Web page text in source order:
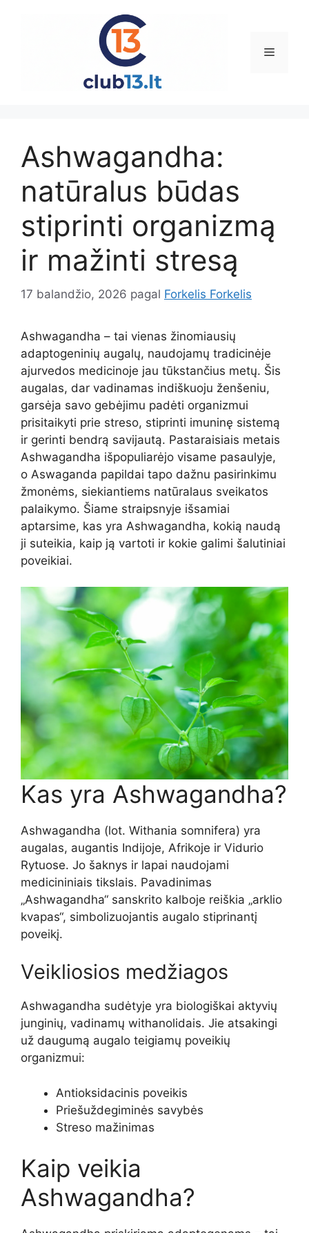
Meniu
Ashwagandha:
natūralus būdas
stiprinti organizmą
ir mažinti stresą
17 balandžio, 2026 pagal Forkelis Forkelis
Ashwagandha – tai vienas žinomiausių
adaptogeninių augalų, naudojamų tradicinėje
ajurvedos medicinoje jau tūkstančius metų. Šis
augalas, dar vadinamas indiškuoju ženšeniu,
garsėja savo gebėjimu padėti organizmui
prisitaikyti prie streso, stiprinti imuninę sistemą
ir gerinti bendrą savijautą. Pastaraisiais metais
Ashwagandha išpopuliarėjo visame pasaulyje,
o Aswaganda papildai tapo dažnu pasirinkimu
žmonėms, siekiantiems natūralaus sveikatos
palaikymo. Šiame straipsnyje išsamiai
aptarsime, kas yra Ashwagandha, kokią naudą
ji suteikia, kaip ją vartoti ir kokie galimi šalutiniai
poveikiai.
Kas yra Ashwagandha?
Ashwagandha (lot. Withania somnifera) yra
augalas, augantis Indijoje, Afrikoje ir Vidurio
Rytuose. Jo šaknys ir lapai naudojami
medicininiais tikslais. Pavadinimas
„Ashwagandha“ sanskrito kalboje reiškia „arklio
kvapas“, simbolizuojantis augalo stiprinantį
poveikį.
Veikliosios medžiagos
Ashwagandha sudėtyje yra biologiškai aktyvių
junginių, vadinamų withanolidais. Jie atsakingi
už daugumą augalo teigiamų poveikių
organizmui:
Antioksidacinis poveikis
Priešuždegiminės savybės
Streso mažinimas
Kaip veikia
Ashwagandha?